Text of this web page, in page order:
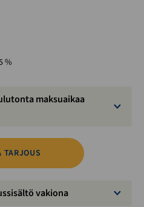
%
maksuaikaa
TARJOUS
vakiona